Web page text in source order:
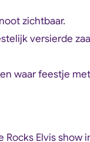
zichtbaar.
versierde
waar feestje
Elvis show